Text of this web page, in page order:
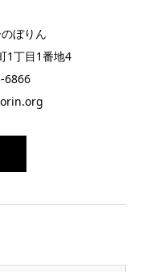
ぼりん
1丁目1番地4
6866